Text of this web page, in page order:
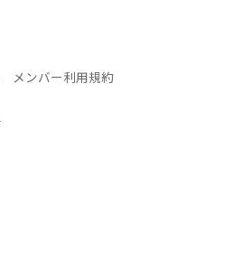
メンバー利用規約